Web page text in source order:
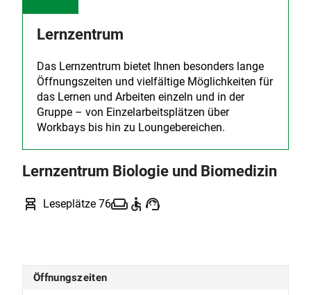
Benutzungsregelungen für die
Chemie und Pharmazie (PDF, 108 KB)
Lernzentrum
Das Lernzentrum bietet Ihnen besonders lange
Öffnungszeiten und vielfältige Möglichkeiten für
das Lernen und Arbeiten einzeln und in der
Gruppe – von Einzelarbeitsplätzen über
Workbays bis hin zu Loungebereichen.
Lernzentrum Biologie und Biomedizin
chair_alt Leseplätze 76weekend accessible support_agent
Öffnungszeiten